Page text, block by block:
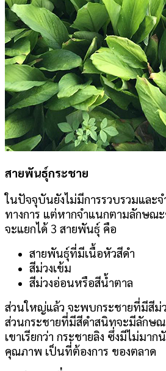
สายพันธุ์กระชาย
ในปัจจุบันยังไม่มีการรวบรวมและ
ทางการ แต่หากจำแนกตามลักษณ
จะแยกได้ 3 สายพันธุ์ คือ
สายพันธุ์ที่มีเนื้อหัวสีดำ
สีม่วงเข้ม
สีม่วงอ่อนหรือสีน้ำตาล
ส่วนใหญ่แล้ว จะพบกระชายที่มีสีม่
ส่วนกระชายที่มีสีดำสนิทจะมีลักษณ
เขาเรียกว่า กระชายลิง ซึ่งมีไม่มา
คุณภาพ เป็นที่ต้องการ ของตลาด